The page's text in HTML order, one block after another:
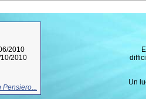
2010
10/2010
Pensiero...
Un